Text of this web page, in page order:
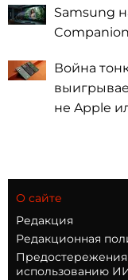
Samsung
Война
не Apple
О сайте
Редакция
Редакционная
использованию